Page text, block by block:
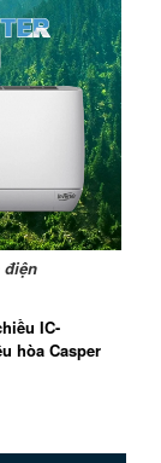
điện
IC-
hòa Casper